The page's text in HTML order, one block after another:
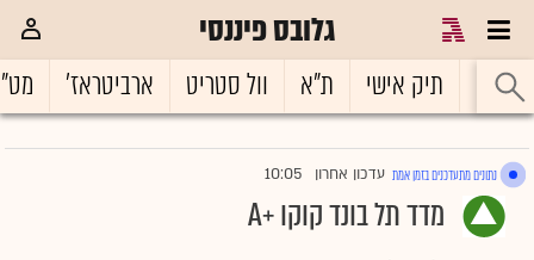
גלובס פיננסי
ראשי תיק אישי ת"א וול סטריט ארביטראז'
נתונים מתעדכנים בזמן אמת |עדכון אחרון 10:05
מדד תל בונד קוקו +A